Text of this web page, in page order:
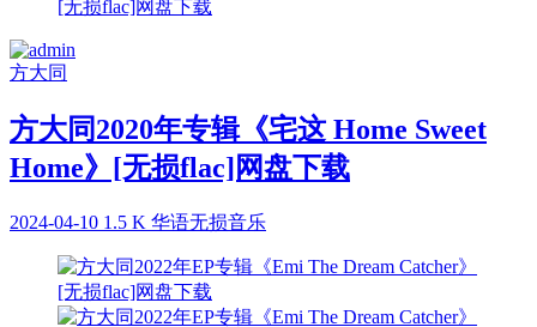
方大同
方大同2020年专辑《宅这 Home Sweet
Home》[无损flac]网盘下载
2024-04-10 1.5 K 华语无损音乐